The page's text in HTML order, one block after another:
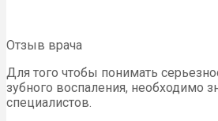
Отзыв врача
Для того чтобы понимать
зубного воспаления, необходимо
специалистов.